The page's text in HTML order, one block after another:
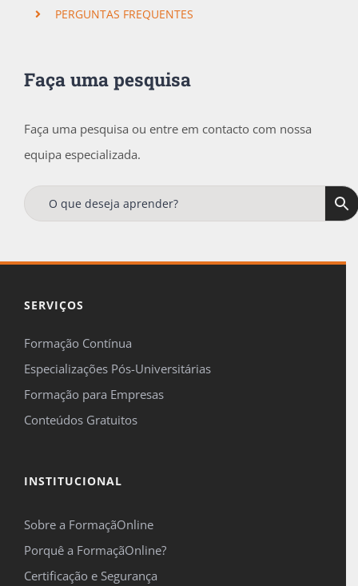
PERGUNTAS FREQUENTES
Faça uma pesquisa
Faça uma pesquisa ou entre em contacto com nossa
equipa especializada.
SERVIÇOS
Formação Contínua
Especializações Pós-Universitárias
Formação para Empresas
Conteúdos Gratuitos
INSTITUCIONAL
Sobre a FormaçãOnline
Porquê a FormaçãOnline?
Certificação e Segurança
Receba regularmente, no seu e-mail, todas as
ofertasenovidades
Tenha ainda acesso a uma oferta especial de15%
Concordo em ser contactado pela FormaçãOnline para me
Este site é protegido pelo reCAPTCHA e pelo Google
serviço se aplicam.